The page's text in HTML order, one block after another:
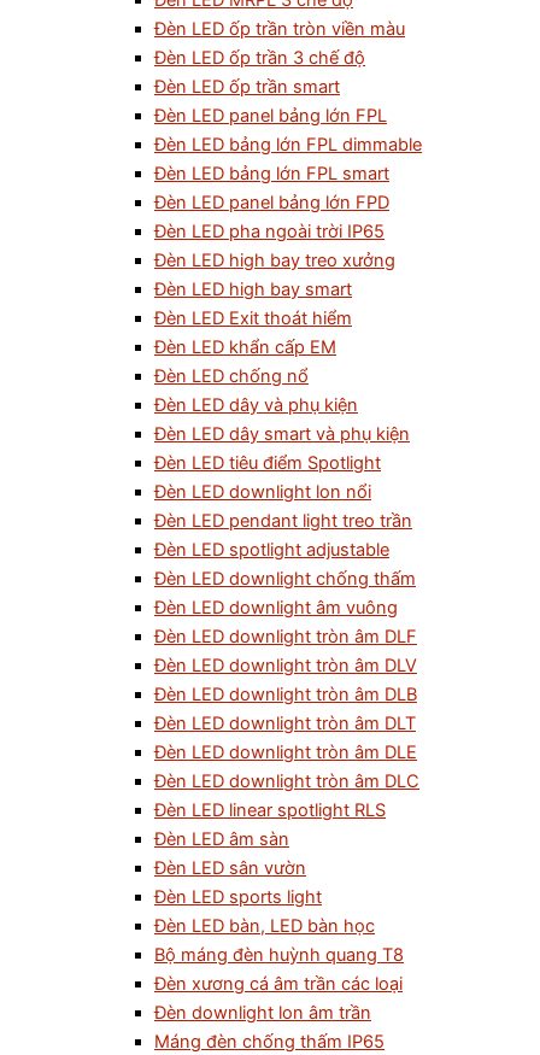
Đèn LED ốp trần tròn viền màu
Đèn LED ốp trần 3 chế độ
Đèn LED ốp trần smart
Đèn LED panel bảng lớn FPL
Đèn LED bảng lớn FPL dimmable
Đèn LED bảng lớn FPL smart
Đèn LED panel bảng lớn FPD
Đèn LED pha ngoài trời IP65
Đèn LED high bay treo xưởng
Đèn LED high bay smart
Đèn LED Exit thoát hiểm
Đèn LED khẩn cấp EM
Đèn LED chống nổ
Đèn LED dây và phụ kiện
Đèn LED dây smart và phụ kiện
Đèn LED tiêu điểm Spotlight
Đèn LED downlight lon nổi
Đèn LED pendant light treo trần
Đèn LED spotlight adjustable
Đèn LED downlight chống thấm
Đèn LED downlight âm vuông
Đèn LED downlight tròn âm DLF
Đèn LED downlight tròn âm DLV
Đèn LED downlight tròn âm DLB
Đèn LED downlight tròn âm DLT
Đèn LED downlight tròn âm DLE
Đèn LED downlight tròn âm DLC
Đèn LED linear spotlight RLS
Đèn LED âm sàn
Đèn LED sân vườn
Đèn LED sports light
Đèn LED bàn, LED bàn học
Bộ máng đèn huỳnh quang T8
Đèn xương cá âm trần các loại
Đèn downlight lon âm trần
Máng đèn chống thấm IP65